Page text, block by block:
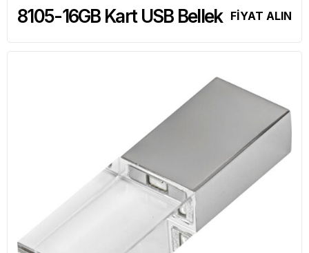
8105-16GB Kart USB Bellek FİYAT ALIN